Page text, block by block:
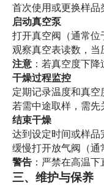
首次使用或更换样
启动真空泵
打开真空阀（通常位
观察真空表读数，
注意 ：若真空度下
干燥过程监控
定期记录温度和真空
若需中途取样，需
结束干燥
达到设定时间或样
缓慢打开放气阀（通
警告 ：严禁在高温
三、维护与保养